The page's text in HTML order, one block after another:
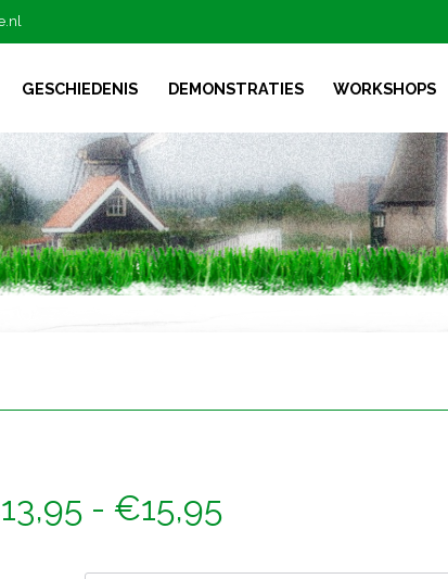
GESCHIEDENIS DEMONSTRATIES WORKSHOPS
13,95 - €15,95Prijsklasse: